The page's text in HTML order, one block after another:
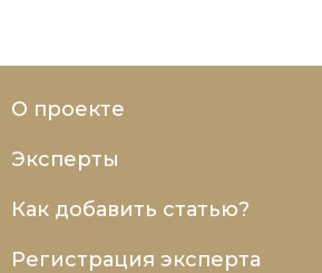
О проекте
Эксперты
Как добавить статью?
Регистрация эксперта